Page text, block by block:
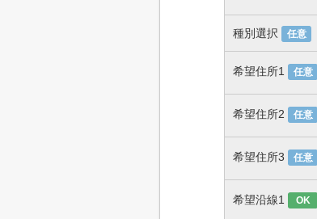
種別選択 任意
希望住所1 任意
希望住所2 任意
希望住所3 任意
希望沿線1 OK